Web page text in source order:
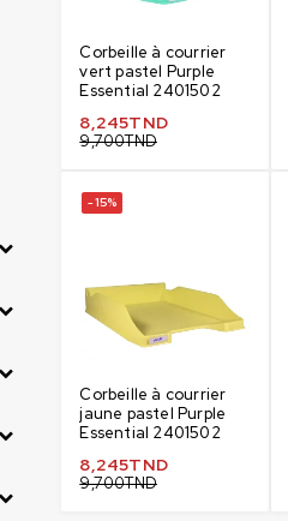
Corbeille à courrier
vert pastel Purple
Essential 2401502
9,700TND
8,245TND
-15%
Corbeille à courrier
jaune pastel Purple
Essential 2401502
9,700TND
8,245TND